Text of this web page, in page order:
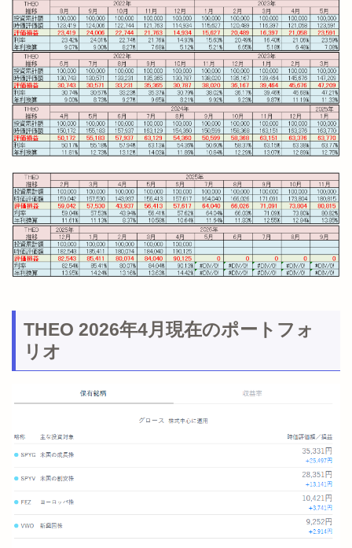
THEO 2026年4月現在のポートフォ
リオ